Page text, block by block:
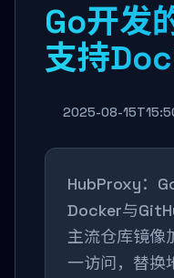
Go开发
支持
2025-08-
HubProxy：
Docker与
主流仓库镜像
一访问，替换